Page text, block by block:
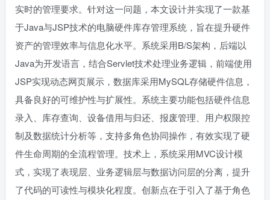
实时的管理要求。针对这一问题，本文设计并实现了一款基
于Java与JSP技术的电脑硬件库存管理系统，旨在提升硬件
资产的管理效率与信息化水平。系统采用B/S架构，后端以
Java为开发语言，结合Servlet技术处理业务逻辑，前端使用
JSP实现动态网页展示，数据库采用MySQL存储硬件信息，
具备良好的可维护性与扩展性。系统主要功能包括硬件信息
录入、库存查询、设备借用与归还、报废管理、用户权限控
制及数据统计分析等，支持多角色协同操作，有效实现了硬
件生命周期的全流程管理。技术上，系统采用MVC设计模
式，实现了表现层、业务逻辑层与数据访问层的分离，提升
了代码的可读性与模块化程度。创新点在于引入了基于角色